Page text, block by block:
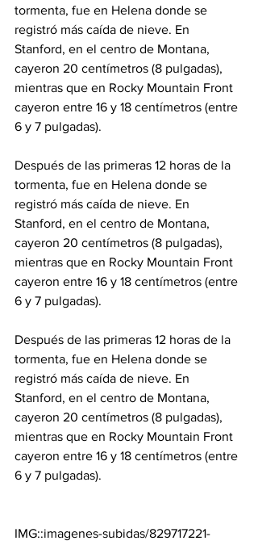
tormenta, fue en Helena donde se
registró más caída de nieve. En
Stanford, en el centro de Montana,
cayeron 20 centímetros (8 pulgadas),
mientras que en Rocky Mountain Front
cayeron entre 16 y 18 centímetros (entre
6 y 7 pulgadas).
Después de las primeras 12 horas de la
tormenta, fue en Helena donde se
registró más caída de nieve. En
Stanford, en el centro de Montana,
cayeron 20 centímetros (8 pulgadas),
mientras que en Rocky Mountain Front
cayeron entre 16 y 18 centímetros (entre
6 y 7 pulgadas).
Después de las primeras 12 horas de la
tormenta, fue en Helena donde se
registró más caída de nieve. En
Stanford, en el centro de Montana,
cayeron 20 centímetros (8 pulgadas),
mientras que en Rocky Mountain Front
cayeron entre 16 y 18 centímetros (entre
6 y 7 pulgadas).
IMG::imagenes-subidas/829717221-